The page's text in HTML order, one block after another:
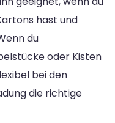
hast und
du
oder Kisten
bei den
die richtige